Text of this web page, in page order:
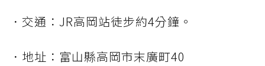
．交通：JR高岡站徒步約4分鐘。
．地址：富山縣高岡市末廣町40